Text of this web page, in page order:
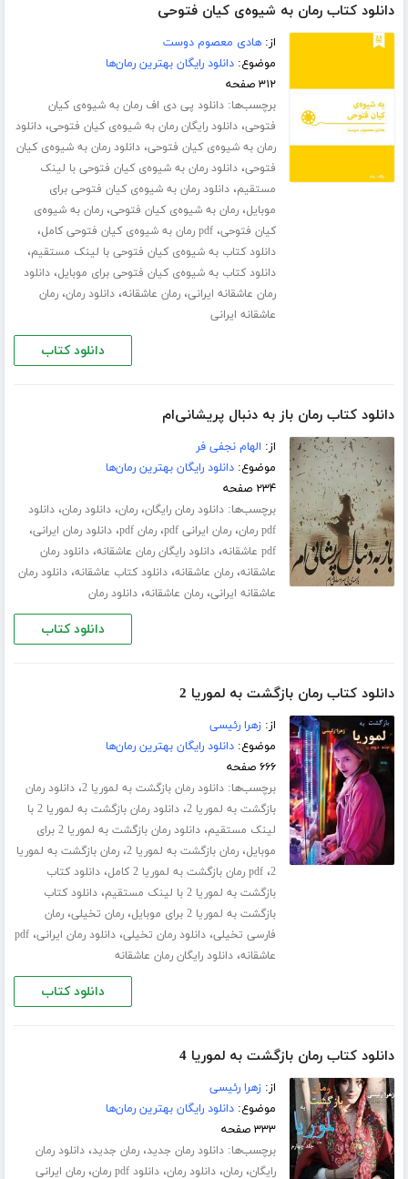
دانلود کتاب رمان به شیوه‌ی کیان فتوحی
از:هادی معصوم دوست
موضوع:دانلود رایگان بهترین رمان‌ها
۳۱۲ صفحه
برچسب‌ها:دانلود پی دی اف رمان به شیوه‌ی کیان
فتوحی،دانلود رایگان رمان به شیوه‌ی کیان فتوحی،دانلود
رمان به شیوه‌ی کیان فتوحی،دانلود رمان به شیوه‌ی کیان
فتوحی،دانلود رمان به شیوه‌ی کیان فتوحی با لینک
مستقیم،دانلود رمان به شیوه‌ی کیان فتوحی برای
موبایل،رمان به شیوه‌ی کیان فتوحی،رمان به شیوه‌ی
کیان فتوحی،pdf رمان به شیوه‌ی کیان فتوحی کامل ،
دانلود کتاب به شیوه‌ی کیان فتوحی با لینک مستقیم،
دانلود کتاب به شیوه‌ی کیان فتوحی برای موبایل،دانلود
رمان عاشقانه ایرانی،رمان عاشقانه،دانلود رمان،رمان
عاشقانه ایرانی
دانلود کتاب
دانلود کتاب رمان باز به دنبال پریشانی‌ام
از: الهام نجفی فر
موضوع:دانلود رایگان بهترین رمان‌ها
۲۳۴ صفحه
برچسب‌ها:دانلود رمان رایگان،رمان،دانلود رمان،دانلود
pdf رمان
،رمان ایرانی pdf ،رمان pdf ،دانلود رمان ایرانی،
pdf عاشقانه ،دانلود رایگان رمان عاشقانه،دانلود رمان
عاشقانه،رمان عاشقانه،دانلود کتاب عاشقانه،دانلود رمان
عاشقانه ایرانی،رمان عاشقانه،دانلود رمان
دانلود کتاب
دانلود کتاب رمان بازگشت به لموریا 2
از:زهرا رئیسی
موضوع:دانلود رایگان بهترین رمان‌ها
۶۶۶ صفحه
برچسب‌ها:دانلود رمان بازگشت به لموریا 2 ،دانلود رمان
بازگشت به لموریا 2 ،
دانلود رمان بازگشت به لموریا 2 با
لینک مستقیم،
دانلود رمان بازگشت به لموریا 2 برای
موبایل،رمان بازگشت به لموریا 2 ،رمان بازگشت به لموریا
2،pdf رمان بازگشت به لموریا 2 کامل ،دانلود کتاب
بازگشت به لموریا 2 با لینک مستقیم
،دانلود کتاب
بازگشت به لموریا 2 برای موبایل
،رمان تخیلی،رمان
فارسی تخیلی،دانلود رمان تخیلی،دانلود رمان ایرانی،pdf
عاشقانه،دانلود رایگان رمان عاشقانه
دانلود کتاب
دانلود کتاب رمان بازگشت به لموریا 4
از:زهرا رئیسی
موضوع:دانلود رایگان بهترین رمان‌ها
۳۳۳ صفحه
برچسب‌ها:دانلود رمان جدید،رمان جدید،دانلود رمان
رایگان،رمان،دانلود رمان،دانلود pdf رمان ،رمان ایرانی